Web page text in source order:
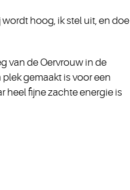
hoog, ik stel uit, en doe
van de Oervrouw in de
gemaakt is voor een
heel fijne zachte energie is